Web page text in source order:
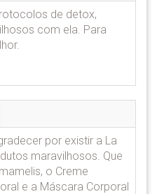
de detox,
com ela. Para
por existir a La
maravilhosos. Que
o Creme
e a Máscara Corporal